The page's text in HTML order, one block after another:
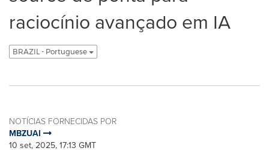
raciocínio avançado em IA
BRAZIL - Portuguese
NOTÍCIAS FORNECIDAS POR
MBZUAI
10 set, 2025, 17:13 GMT